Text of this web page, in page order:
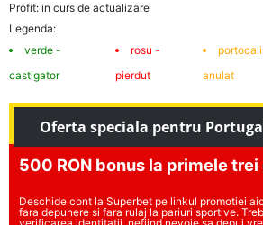
Profit: in curs de actualizare
Legenda:
verde -
castigator
rosu -
pierdut
anulat
Oferta speciala pentru
500 RON bonus la primele
Deschide cont la Superbet pe linkul promotiei
fara depunere si fara rulaj la pariuri sportive.